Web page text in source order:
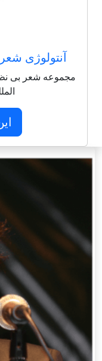
آنتولوژی